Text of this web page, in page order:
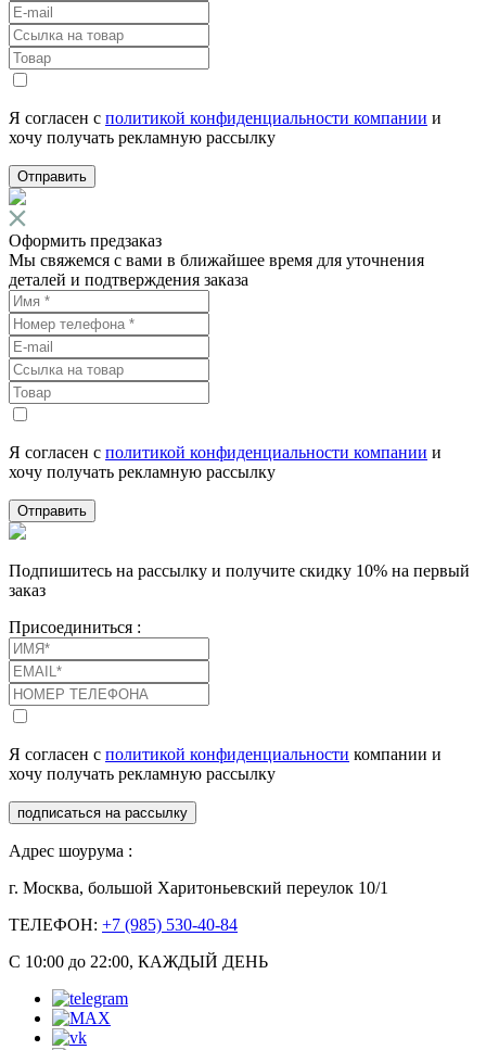
Я согласен с политикой конфиденциальности компании и
хочу получать рекламную рассылку
Отправить
Оформить предзаказ
Мы свяжемся с вами в ближайшее время для уточнения
деталей и подтверждения заказа
Я согласен с политикой конфиденциальности компании и
хочу получать рекламную рассылку
Отправить
Подпишитесь на рассылку и получите скидку 10% на первый
заказ
Присоединиться :
Я согласен с политикой конфиденциальности компании и
хочу получать рекламную рассылку
подписаться на рассылку
Адрес шоурума :
г. Москва, большой Харитоньевский переулок 10/1
ТЕЛЕФОН: +7 (985) 530-40-84
С 10:00 до 22:00, КАЖДЫЙ ДЕНЬ